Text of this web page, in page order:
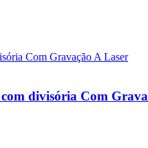
divisória Com